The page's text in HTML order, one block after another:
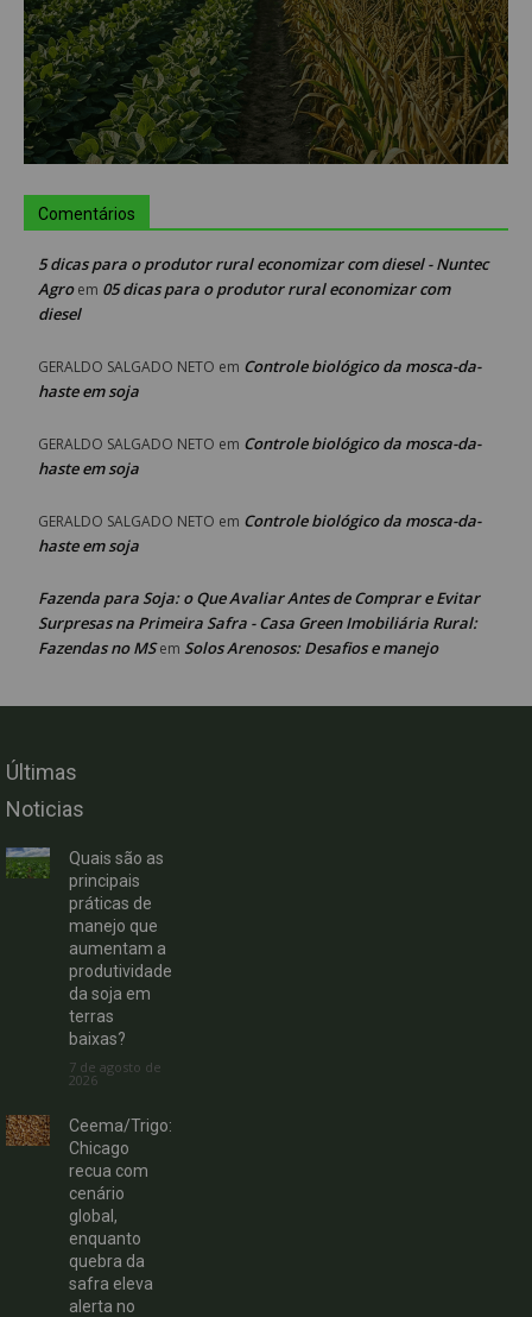
Comentários
5 dicas para o produtor rural economizar com diesel - Nuntec
Agroem 05 dicas para o produtor rural economizar com
diesel
GERALDO SALGADO NETO em Controle biológico da mosca-da-
haste em soja
GERALDO SALGADO NETO em Controle biológico da mosca-da-
haste em soja
GERALDO SALGADO NETO em Controle biológico da mosca-da-
haste em soja
Fazenda para Soja: o Que Avaliar Antes de Comprar e Evitar
Surpresas na Primeira Safra - Casa Green Imobiliária Rural:
Fazendas no MSem Solos Arenosos: Desafios e manejo
Últimas
Noticias
Quais são as
principais
práticas de
manejo que
aumentam a
produtividade
da soja em
terras
baixas?
7 de agosto de
2026
Ceema/Trigo:
Chicago
recua com
cenário
global,
enquanto
quebra da
safra eleva
alerta no